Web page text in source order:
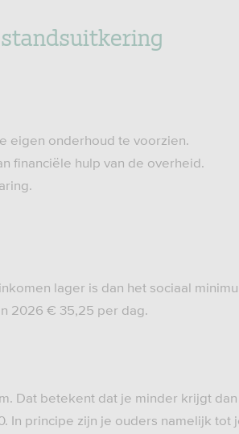
eigen onderhoud te voorzien.
financiële hulp van de overheid.
lager is dan het sociaal
2026 € 35,25 per dag.
Dat betekent dat je minder krijgt
In principe zijn je ouders namelijk tot